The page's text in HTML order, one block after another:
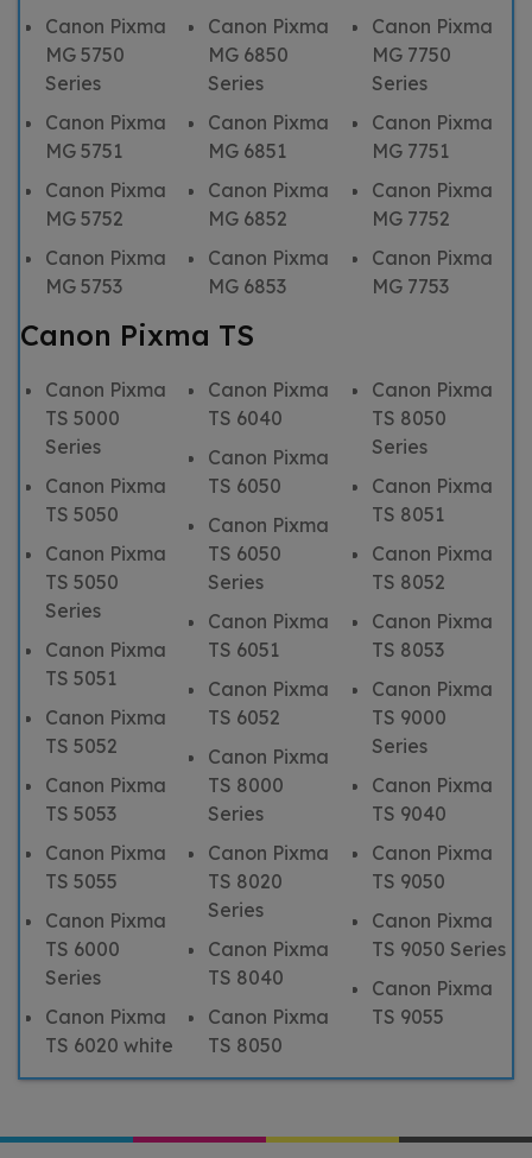
Canon Pixma
MG 5750
Series
Canon Pixma
MG 5751
Canon Pixma
MG 5752
Canon Pixma
MG 5753
Canon Pixma
MG 6850
Series
Canon Pixma
MG 6851
Canon Pixma
MG 6852
Canon Pixma
MG 6853
Canon Pixma
MG 7750
Series
Canon Pixma
MG 7751
Canon Pixma
MG 7752
Canon Pixma
MG 7753
Canon Pixma TS
Canon Pixma
TS 5000
Series
Canon Pixma
TS 5050
Canon Pixma
TS 5050
Series
Canon Pixma
TS 5051
Canon Pixma
TS 5052
Canon Pixma
TS 5053
Canon Pixma
TS 5055
Canon Pixma
TS 6000
Series
Canon Pixma
TS 6020 white
Canon Pixma
TS 6040
Canon Pixma
TS 6050
Canon Pixma
TS 6050
Series
Canon Pixma
TS 6051
Canon Pixma
TS 6052
Canon Pixma
TS 8000
Series
Canon Pixma
TS 8020
Series
Canon Pixma
TS 8040
Canon Pixma
TS 8050
Canon Pixma
TS 8050
Series
Canon Pixma
TS 8051
Canon Pixma
TS 8052
Canon Pixma
TS 8053
Canon Pixma
TS 9000
Series
Canon Pixma
TS 9040
Canon Pixma
TS 9050
Canon Pixma
TS 9050 Series
Canon Pixma
TS 9055